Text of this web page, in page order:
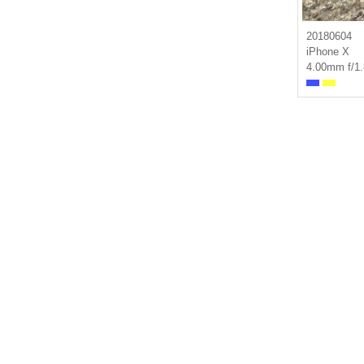
20180604
iPhone X
4.00mm f/